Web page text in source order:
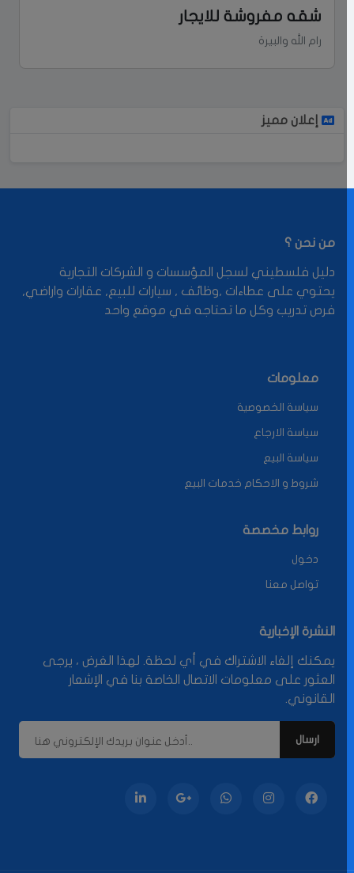
شقه مفروشة للايجار
رام الله والبيرة
إعلان مميز
من نحن ؟
دليل فلسطيني لسجل المؤسسات و الشركات التجارية
يحتوي على عطاءات ,وظائف , سيارات للبيع, عقارات واراضي,
فرص تدريب وكل ما تحتاجه في موقع واحد
معلومات
سياسة الخصوصية
سياسة الارجاع
سياسة البيع
شروط و الاحكام خدمات البيع
روابط مخصصة
دخول
تواصل معنا
النشرة الإخبارية
يمكنك إلغاء الاشتراك في أي لحظة. لهذا الغرض ، يرجى
العثور على معلومات الاتصال الخاصة بنا في الإشعار
القانوني.